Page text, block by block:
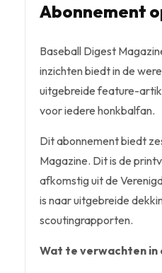
Abonnement
Baseball Digest
inzichten biedt in de
uitgebreide feature-
voor iedere honkbalfan.
Dit abonnement biedt
Magazine. Dit is de
afkomstig uit de
is naar uitgebreide
scoutingrapporten.
Wat te verwachten in